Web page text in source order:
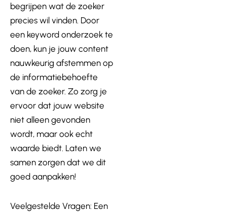
begrijpen wat de zoeker
precies wil vinden. Door
een keyword onderzoek te
doen, kun je jouw content
nauwkeurig afstemmen op
de informatiebehoefte
van de zoeker. Zo zorg je
ervoor dat jouw website
niet alleen gevonden
wordt, maar ook echt
waarde biedt. Laten we
samen zorgen dat we dit
goed aanpakken!
Veelgestelde Vragen: Een